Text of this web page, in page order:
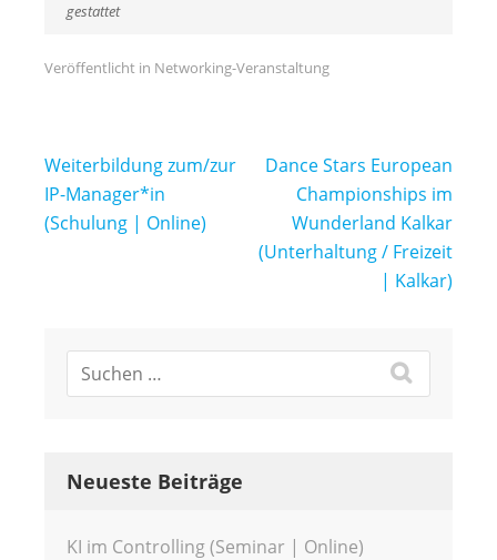
gestattet
Veröffentlicht in Networking-Veranstaltung
Beitragsnavigation
Weiterbildung zum/zur
IP-Manager*in
(Schulung | Online)
Dance Stars European
Championships im
Wunderland Kalkar
(Unterhaltung / Freizeit
| Kalkar)
Neueste Beiträge
KI im Controlling (Seminar | Online)